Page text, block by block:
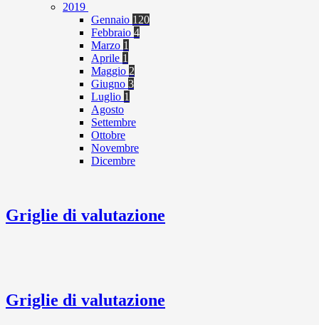
2019
Gennaio 120
Febbraio 4
Marzo 1
Aprile 1
Maggio 2
Giugno 3
Luglio 1
Agosto
Settembre
Ottobre
Novembre
Dicembre
Griglie di valutazione
Griglie di valutazione